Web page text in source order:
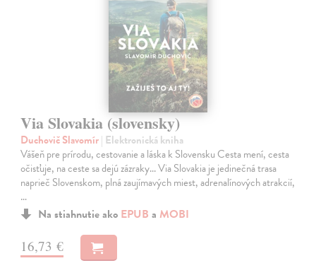
Via Slovakia (slovensky)
Duchovič Slavomír| Elektronická kniha
Vášeň pre prírodu, cestovanie a láska k Slovensku Cesta mení, cesta
očisťuje, na ceste sa dejú zázraky... Via Slovakia je jedinečná trasa
naprieč Slovenskom, plná zaujímavých miest, adrenalínových atrakcií,
…
Na stiahnutie ako EPUB a MOBI
16,73 €